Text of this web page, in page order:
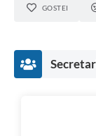
GOSTEI